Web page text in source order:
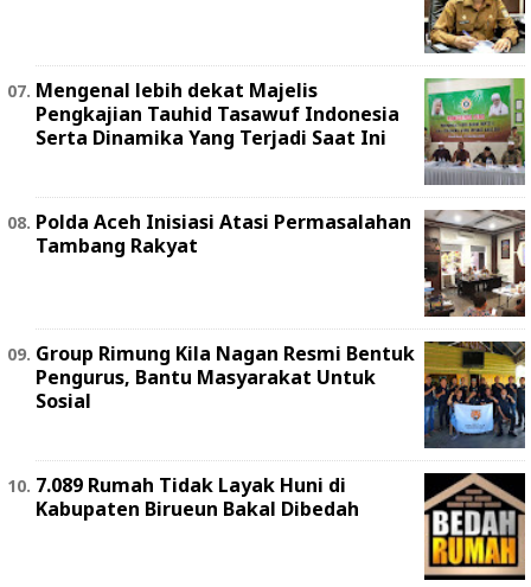
Mengenal lebih dekat Majelis
Pengkajian Tauhid Tasawuf Indonesia
Serta Dinamika Yang Terjadi Saat Ini
Polda Aceh Inisiasi Atasi Permasalahan
Tambang Rakyat
Group Rimung Kila Nagan Resmi Bentuk
Pengurus, Bantu Masyarakat Untuk
Sosial
7.089 Rumah Tidak Layak Huni di
Kabupaten Birueun Bakal Dibedah